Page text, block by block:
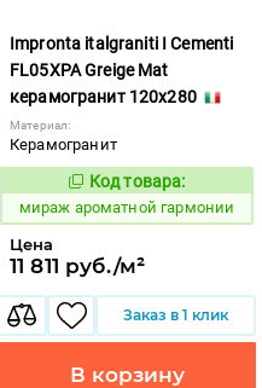
Impronta italgraniti I Cementi
FL05XPA Greige Mat
керамогранит 120x280
Материал:
Керамогранит
984641
Код товара:
мираж ароматной гармонии
Цена
11 811 руб./м²
Заказ в 1 клик
В корзину